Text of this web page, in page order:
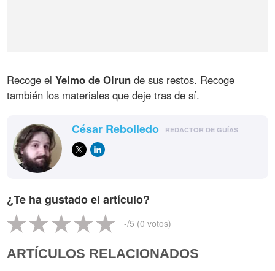
Recoge elYelmo de Olrun de sus restos. Recoge
también los materiales que deje tras de sí.
César Rebolledo REDACTOR DE GUÍAS
¿Te ha gustado el artículo?
-/5 (0 votos)
ARTÍCULOS RELACIONADOS